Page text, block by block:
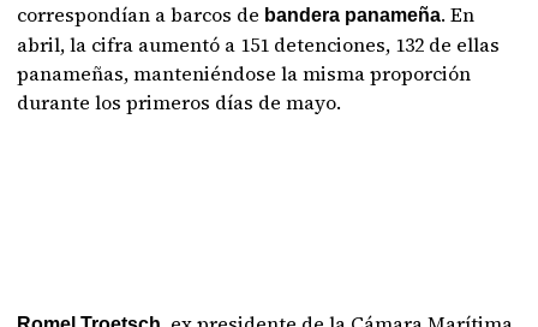
correspondían a barcos de bandera panameña. En
abril, la cifra aumentó a 151 detenciones, 132 de ellas
panameñas, manteniéndose la misma proporción
durante los primeros días de mayo.